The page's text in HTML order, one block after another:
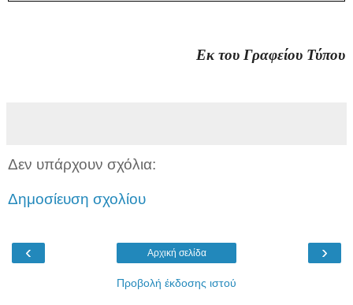
Εκ του Γραφείου Τύπου
Δεν υπάρχουν σχόλια:
Δημοσίευση σχολίου
‹ ›
Αρχική σελίδα
Προβολή έκδοσης ιστού